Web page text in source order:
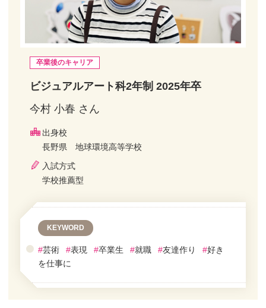
卒業後のキャリア
ビジュアルアート科2年制 2025年卒
今村 小春 さん
出身校
長野県 地球環境高等学校
入試方式
学校推薦型
KEYWORD
#芸術 #表現 #卒業生 #就職 #友達作り #好き
を仕事に